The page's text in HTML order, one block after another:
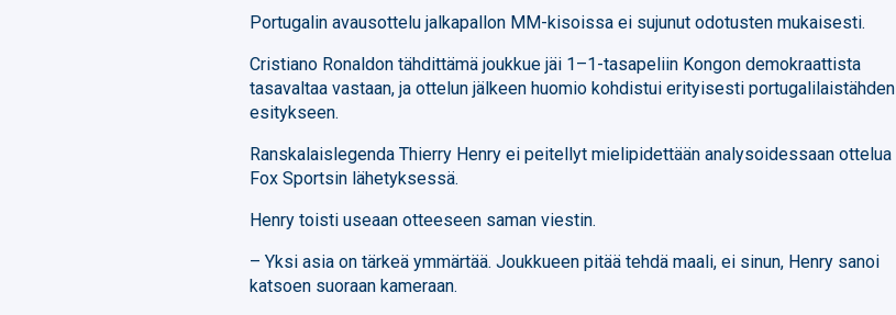
Portugalin avausottelu jalkapallon MM-kisoissa ei sujunut odotusten mukaisesti.
Cristiano Ronaldon tähdittämä joukkue jäi 1–1-tasapeliin Kongon demokraattista
tasavaltaa vastaan, ja ottelun jälkeen huomio kohdistui erityisesti portugalilaistähden
esitykseen.
Ranskalaislegenda Thierry Henry ei peitellyt mielipidettään analysoidessaan ottelua
Fox Sportsin lähetyksessä.
Henry toisti useaan otteeseen saman viestin.
– Yksi asia on tärkeä ymmärtää. Joukkueen pitää tehdä maali, ei sinun, Henry sanoi
katsoen suoraan kameraan.